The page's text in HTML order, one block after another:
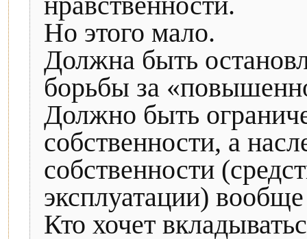
Но этого мало.
Должна быть
борьбы за
Должно быть
собственности, а
собственности
эксплуатации)
Кто хочет